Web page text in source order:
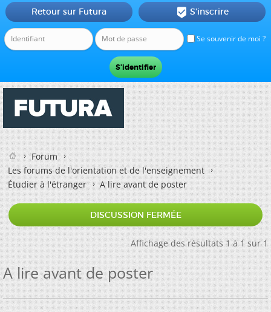
Se souvenir de moi ?
Retour sur Futura  S'inscrire
Forum
Les forums de l'orientation et de l'enseignement
Étudier à l'étranger
A lire avant de poster
DISCUSSION FERMÉE
Affichage des résultats 1 à 1 sur 1
A lire avant de poster